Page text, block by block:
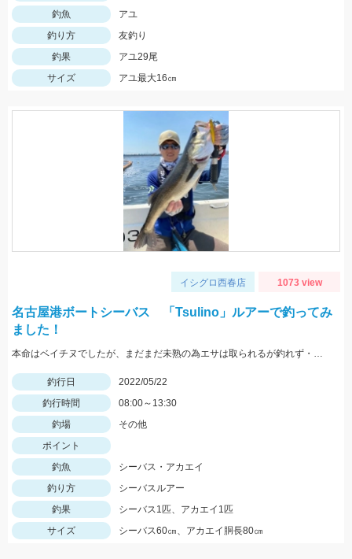
釣魚
アユ
釣り方
友釣り
釣果
アユ29尾
サイズ
アユ最大16㎝
イシグロ西春店 1073 view
名古屋港ボートシーバス 「Tsulino」ルアーで釣ってみ
ました！
本命はベイチヌでしたが、まだまだ未熟の為エサは取られるが釣れず・・・
釣行日
2022/05/22
釣行時間
08:00～13:30
釣場
その他
ポイント
釣魚
シーバス・アカエイ
釣り方
シーバスルアー
釣果
シーバス1匹、アカエイ1匹
サイズ
シーバス60㎝、アカエイ胴長80㎝